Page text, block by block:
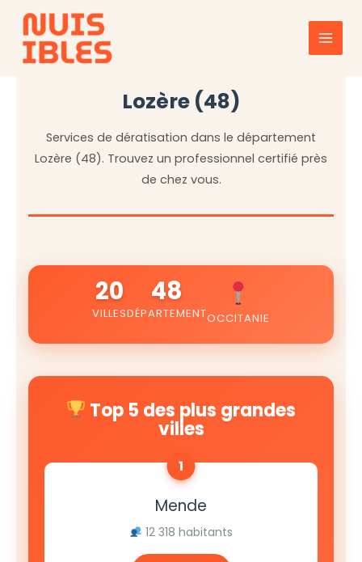
contenu
Lozère (48)
Services de dératisation dans le département
Lozère (48). Trouvez un professionnel certifié près
de chez vous.
20
VILLES
48
DÉPARTEMENTOCCITANIE
Top 5 des plus grandes
villes
1
Mende
12 318 habitants